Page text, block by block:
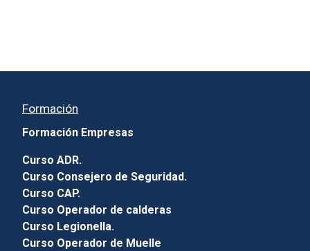
Formación
Formación Empresas
Curso ADR.
Curso Consejero de Seguridad.
Curso CAP.
Curso Operador de calderas
Curso Legionella.
Curso Operador de Muelle